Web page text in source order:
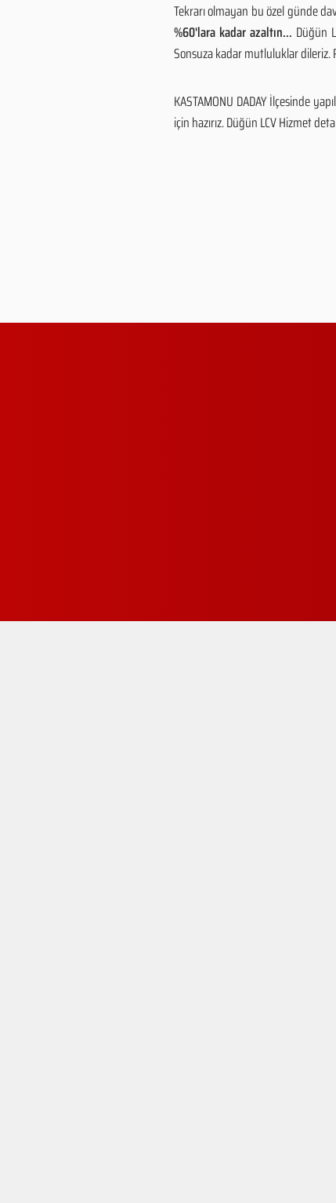
Tekrarı olmayan bu özel günde
%60'lara kadar azaltın... Düğün
Sonsuza kadar mutluluklar dileriz.
KASTAMONU DADAY İlçesinde
için hazırız. Düğün LCV Hizmet